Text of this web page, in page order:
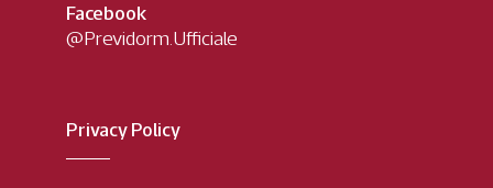
Facebook
@Previdorm.Ufficiale
Privacy Policy